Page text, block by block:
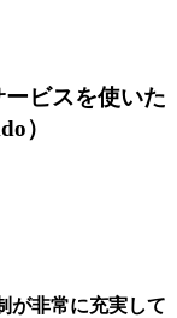
ビスを使いた
）
が非常に充実して